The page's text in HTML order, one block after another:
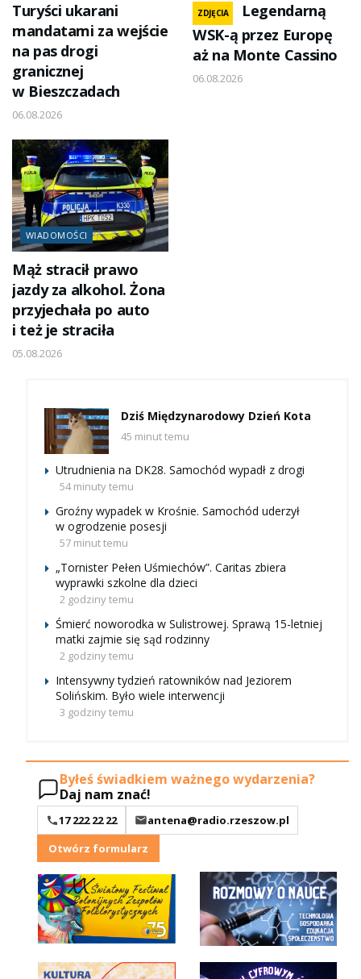
Turyści ukarani
mandatami za wejście
na pas drogi
granicznej
w Bieszczadach
06.08.2026
ZDJĘCIA
Legendarną
WSK-ą przez Europę
aż na Monte Cassino
06.08.2026
WIADOMOŚCI
Mąż stracił prawo
jazdy za alkohol. Żona
przyjechała po auto
i też je straciła
05.08.2026
Dziś Międzynarodowy Dzień Kota
45 minut temu
Utrudnienia na DK28. Samochód wypadł z drogi
54 minuty temu
Groźny wypadek w Krośnie. Samochód uderzył
w ogrodzenie posesji
57 minut temu
„Tornister Pełen Uśmiechów”. Caritas zbiera
wyprawki szkolne dla dzieci
2 godziny temu
Śmierć noworodka w Sulistrowej. Sprawą 15-letniej
matki zajmie się sąd rodzinny
2 godziny temu
Intensywny tydzień ratowników nad Jeziorem
Solińskim. Było wiele interwencji
3 godziny temu
Byłeś świadkiem ważnego wydarzenia?
Daj nam znać!
17 222 22 22
antena@radio.rzeszow.pl
Otwórz formularz